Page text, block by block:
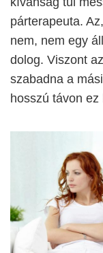
párterapeuta.
nem, nem egy
dolog. Viszont
szabadna a
hosszú távon